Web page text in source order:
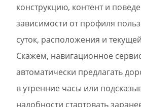
конструкцию, контент и
зависимости от профиля
суток, расположения и
Скажем, навигационное
автоматически предлагать
в утренние часы или
надобности стартовать